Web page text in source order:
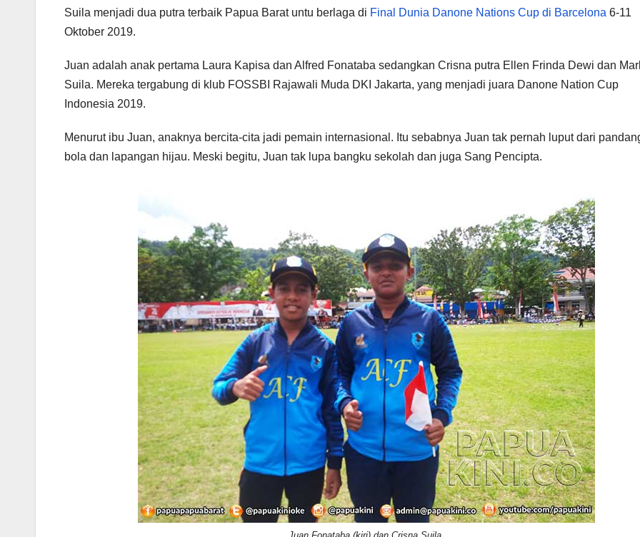
Suila menjadi dua putra terbaik Papua Barat untu berlaga di Final Dunia Danone Nations Cup di Barcelona 6-11
Oktober 2019.
Juan adalah anak pertama Laura Kapisa dan Alfred Fonataba sedangkan Crisna putra Ellen Frinda Dewi dan
Suila. Mereka tergabung di klub FOSSBI Rajawali Muda DKI Jakarta, yang menjadi juara Danone Nation Cup
Indonesia 2019.
Menurut ibu Juan, anaknya bercita-cita jadi pemain internasional. Itu sebabnya Juan tak pernah luput dari
bola dan lapangan hijau. Meski begitu, Juan tak lupa bangku sekolah dan juga Sang Pencipta.